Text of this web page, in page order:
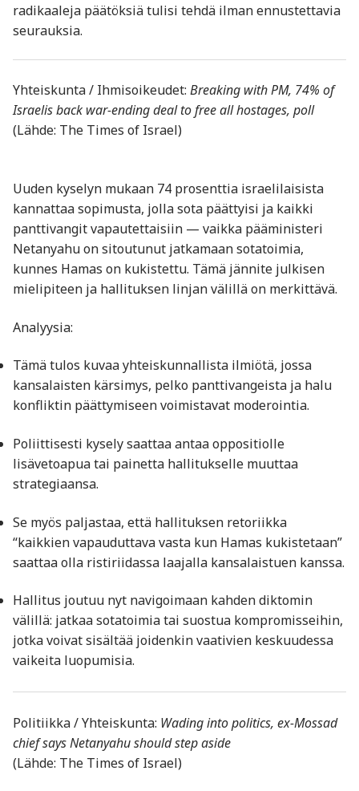
radikaaleja päätöksiä tulisi tehdä ilman ennustettavia
seurauksia.
Yhteiskunta / Ihmisoikeudet: Breaking with PM, 74% of
Israelis back war-ending deal to free all hostages, poll
(Lähde: The Times of Israel)
Uuden kyselyn mukaan 74 prosenttia israelilaisista
kannattaa sopimusta, jolla sota päättyisi ja kaikki
panttivangit vapautettaisiin — vaikka pääministeri
Netanyahu on sitoutunut jatkamaan sotatoimia,
kunnes Hamas on kukistettu. Tämä jännite julkisen
mielipiteen ja hallituksen linjan välillä on merkittävä.
Analyysia:
Tämä tulos kuvaa yhteiskunnallista ilmiötä, jossa
kansalaisten kärsimys, pelko panttivangeista ja halu
konfliktin päättymiseen voimistavat moderointia.
Poliittisesti kysely saattaa antaa oppositiolle
lisävetoapua tai painetta hallitukselle muuttaa
strategiaansa.
Se myös paljastaa, että hallituksen retoriikka
“kaikkien vapauduttava vasta kun Hamas kukistetaan”
saattaa olla ristiriidassa laajalla kansalaistuen kanssa.
Hallitus joutuu nyt navigoimaan kahden diktomin
välillä: jatkaa sotatoimia tai suostua kompromisseihin,
jotka voivat sisältää joidenkin vaativien keskuudessa
vaikeita luopumisia.
Politiikka / Yhteiskunta: Wading into politics, ex-Mossad
chief says Netanyahu should step aside
(Lähde: The Times of Israel)